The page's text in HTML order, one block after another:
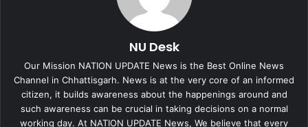
NU Desk
Our Mission NATION UPDATE News is the Best Online News
Channel in Chhattisgarh. News is at the very core of an informed
citizen, it builds awareness about the happenings around and
such awareness can be crucial in taking decisions on a normal
working day. At NATION UPDATE News, We believe that every